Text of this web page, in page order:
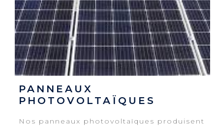
PANNEAUX
PHOTOVOLTAÏQUES
Nos panneaux photovoltaïques produisent